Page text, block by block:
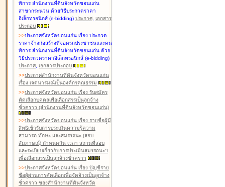
พิการ สำนักงานที่ดินจังหวัดขอนแก่น
สาขากระนวน ด้วยวิธีประกวดราคา
อิเล็กทรอนิกส์ (e-bidding) ประกาศ, เอกสาร
ประกอบ
>>ประกาศจังหวัดขอนแก่น เรื่อง ประกวด
ราคาจ้างก่อสร้างที่จอดรถประชาชนและคน
พิการ สำนักงานที่ดินจังหวัดขอนแก่น ด้วย
วิธีประกวดราคาอิเล็กทรอนิกส์ (e-bidding)
ประกาศ, เอกสารประกอบ
>>ประกาศสำนักงานที่ดินจังหวัดขอนแก่น
เรื่อง เจตนารมณ์เป็นองค์กรคุณธรรม
>>ประกาศจังหวัดขอนแก่น เรื่อง รับสมัคร
คัดเลือกบุคคลเพื่อเลือกสรรเป็นลูกจ้าง
ชั่วคราว (สำนักงานที่ดินจังหวัดขอนแก่น)
>>ประกาศจังหวัดขอนแก่น เรื่อง รายชื่อผู้มี
สิทธิเข้ารับการประเมินความรู้ความ
สามารถ ทักษะ และสมรรถนะ (สอบ
สัมภาษณ์) กำหนดวัน เวลา สถานที่สอบ
และระเบียบเกี่ยวกับการประเมินสมรรถนะฯ
เพื่อเลือกสรรเป็นลูกจ้างชั่วคราว
>>ประกาศจังหวัดขอนแก่น เรื่อง บัญชีราย
ชื่อผู้ผ่านการคัดเลือกเพื่อจัดจ้างเป็นลูกจ้าง
ชั่วคราว ของสำนักงานที่ดินจังหวัด